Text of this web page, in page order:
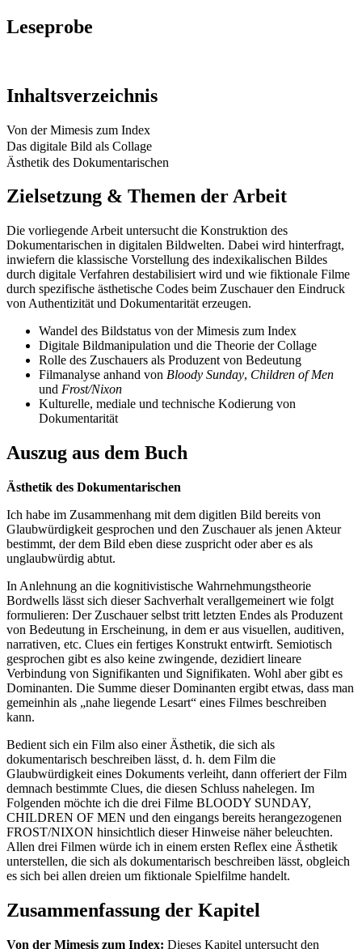
Leseprobe
Inhaltsverzeichnis
Von der Mimesis zum Index
Das digitale Bild als Collage
Ästhetik des Dokumentarischen
Zielsetzung & Themen der Arbeit
Die vorliegende Arbeit untersucht die Konstruktion des
Dokumentarischen in digitalen Bildwelten. Dabei wird hinterfragt,
inwiefern die klassische Vorstellung des indexikalischen Bildes
durch digitale Verfahren destabilisiert wird und wie fiktionale Filme
durch spezifische ästhetische Codes beim Zuschauer den Eindruck
von Authentizität und Dokumentarität erzeugen.
Wandel des Bildstatus von der Mimesis zum Index
Digitale Bildmanipulation und die Theorie der Collage
Rolle des Zuschauers als Produzent von Bedeutung
Filmanalyse anhand von Bloody Sunday, Children of Men
und Frost/Nixon
Kulturelle, mediale und technische Kodierung von
Dokumentarität
Auszug aus dem Buch
Ästhetik des Dokumentarischen
Ich habe im Zusammenhang mit dem digitlen Bild bereits von
Glaubwürdigkeit gesprochen und den Zuschauer als jenen Akteur
bestimmt, der dem Bild eben diese zuspricht oder aber es als
unglaubwürdig abtut.
In Anlehnung an die kognitivistische Wahrnehmungstheorie
Bordwells lässt sich dieser Sachverhalt verallgemeinert wie folgt
formulieren: Der Zuschauer selbst tritt letzten Endes als Produzent
von Bedeutung in Erscheinung, in dem er aus visuellen, auditiven,
narrativen, etc. Clues ein fertiges Konstrukt entwirft. Semiotisch
gesprochen gibt es also keine zwingende, dezidiert lineare
Verbindung von Signifikanten und Signifikaten. Wohl aber gibt es
Dominanten. Die Summe dieser Dominanten ergibt etwas, dass man
gemeinhin als „nahe liegende Lesart“ eines Filmes beschreiben
kann.
Bedient sich ein Film also einer Ästhetik, die sich als
dokumentarisch beschreiben lässt, d. h. dem Film die
Glaubwürdigkeit eines Dokuments verleiht, dann offeriert der Film
demnach bestimmte Clues, die diesen Schluss nahelegen. Im
Folgenden möchte ich die drei Filme BLOODY SUNDAY,
CHILDREN OF MEN und den eingangs bereits herangezogenen
FROST/NIXON hinsichtlich dieser Hinweise näher beleuchten.
Allen drei Filmen würde ich in einem ersten Reflex eine Ästhetik
unterstellen, die sich als dokumentarisch beschreiben lässt, obgleich
es sich bei allen dreien um fiktionale Spielfilme handelt.
Zusammenfassung der Kapitel
Von der Mimesis zum Index: Dieses Kapitel untersucht den